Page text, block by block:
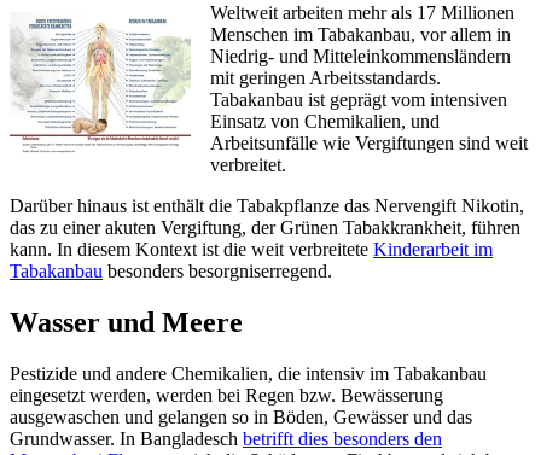
Weltweit arbeiten mehr als 17 Millionen
Menschen im Tabakanbau, vor allem in
Niedrig- und Mitteleinkommensländern
mit geringen Arbeitsstandards.
Tabakanbau ist geprägt vom intensiven
Einsatz von Chemikalien, und
Arbeitsunfälle wie Vergiftungen sind weit
verbreitet.
Darüber hinaus ist enthält die Tabakpflanze das Nervengift Nikotin,
das zu einer akuten Vergiftung, der Grünen Tabakkrankheit, führen
kann. In diesem Kontext ist die weit verbreitete Kinderarbeit im
Tabakanbau besonders besorgniserregend.
Wasser und Meere
Pestizide und andere Chemikalien, die intensiv im Tabakanbau
eingesetzt werden, werden bei Regen bzw. Bewässerung
ausgewaschen und gelangen so in Böden, Gewässer und das
Grundwasser. In Bangladesch betrifft dies besonders den